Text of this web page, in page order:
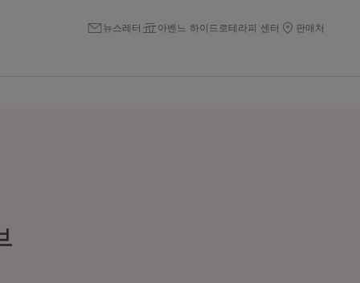
뉴스레터 아벤느 하이드로테라피 센터 판매처